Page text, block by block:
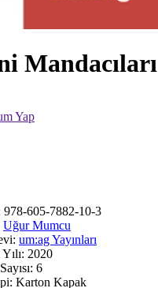
Mandacıları
Yap
978-605-7882-10-3
Uğur Mumcu
um:ag Yayınları
2020
6
Karton Kapak